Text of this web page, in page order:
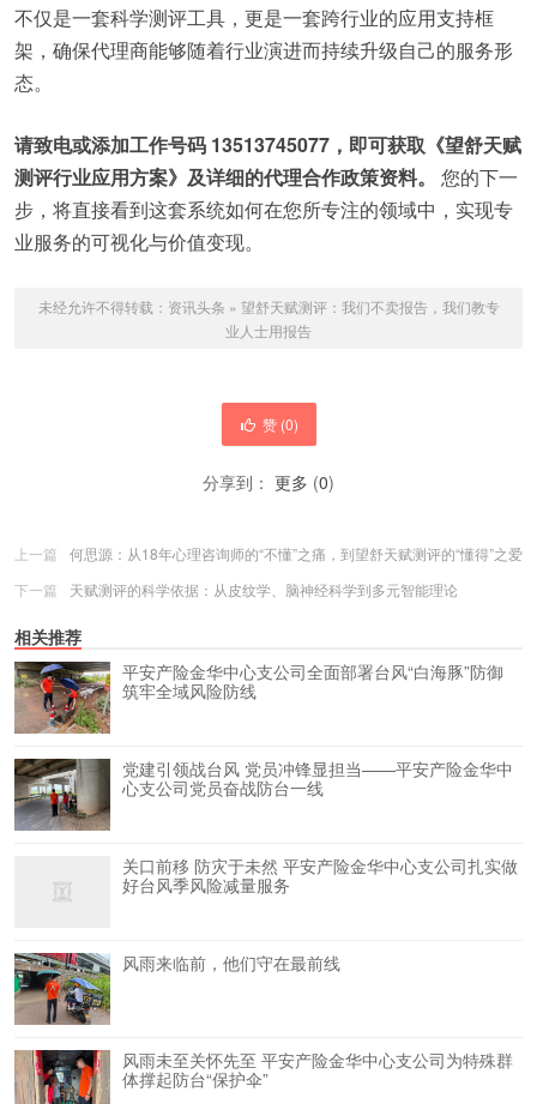
不仅是一套科学测评工具，更是一套跨行业的应用支持框
架，确保代理商能够随着行业演进而持续升级自己的服务形
态。
请致电或添加工作号码 13513745077，即可获取《望舒天赋
测评行业应用方案》及详细的代理合作政策资料。
您的下一
步，将直接看到这套系统如何在您所专注的领域中，实现专
业服务的可视化与价值变现。
未经允许不得转载： 资讯头条 » 望舒天赋测评：我们不卖报告，我们教专
业人士用报告
赞 (0)
分享到： 更多 (0)
上一篇
何思源：从18年心理咨询师的“不懂”之痛，到望舒天赋测评的“懂得”之爱
下一篇
天赋测评的科学依据：从皮纹学、脑神经科学到多元智能理论
相关推荐
平安产险金华中心支公司全面部署台风“白海豚”防御
筑牢全域风险防线
党建引领战台风 党员冲锋显担当——平安产险金华中
心支公司党员奋战防台一线
关口前移 防灾于未然 平安产险金华中心支公司扎实做
好台风季风险减量服务
风雨来临前，他们守在最前线
风雨未至关怀先至 平安产险金华中心支公司为特殊群
体撑起防台“保护伞”